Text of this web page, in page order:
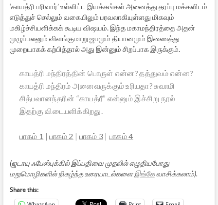
‘காயத்ரி பரிவார்’ உள்ளிட்ட இயக்கங்கள் அனைத்து தரப்பு மக்களிடம்
எடுத்துச் செல்லும் வகையிலும் பரவலாகியுள்ளது மிகவும்
மகிழ்ச்சியளிக்கக் கூடிய விஷயம். இந்த மகாமந்திரத்தை அதன்
முழுப்பலனும் விளங்குமாறு ஜபமும் தியானமும் இணைத்து
முறையாகக் கற்பித்தால் அது இன்னும் சிறப்பாக இருக்கும்.
காயத்ரி மந்திரத்தின் பொருள் என்ன? தத்துவம் என்ன?
காயத்ரி மந்திரம் அனைவருக்கும் உரியதா? சுவாமி
சித்பவானந்தரின் “காயத்ரீ” என்னும் இச்சிறு நூல்
இதற்கு விடையளிக்கிறது.
பாகம் 1 |பாகம் 2 | பாகம் 3 | பாகம் 4
(ஜடாயு ஃபேஸ்புக்கில் இப்பதிவை முதலில் எழுதியபோது
மறுமொழிகளில் நிகழ்ந்த உரையாடல்களைஇங்கேவாசிக்கலாம்).
Share this: